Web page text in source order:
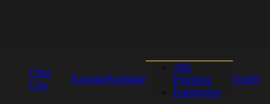
Über
Uns
KontaktProdukte
Alle
Produkte
Kategorien
Outlet